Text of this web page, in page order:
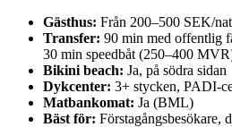
Gästhus: Från 200–500 SEK/
Transfer: 90 min med offentlig
30 min speedbåt (250–400
Bikini beach: Ja, på södra sidan
Dykcenter: 3+ stycken, PADI-
Matbankomat: Ja (BML)
Bäst för: Förstagångsbesökare,